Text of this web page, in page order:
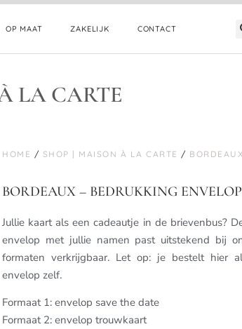
OP MAAT ZAKELIJK CONTACT
LA CARTE
HOME / SHOP | MAISON À LA CARTE / BORDEAUX
BORDEAUX – BEDRUKKING ENVELOP
Jullie kaart als een cadeautje in de brievenbus?
envelop met jullie namen past uitstekend bij
formaten verkrijgbaar. Let op: je bestelt hier
envelop zelf.
Formaat 1: envelop save the date
Formaat 2: envelop trouwkaart